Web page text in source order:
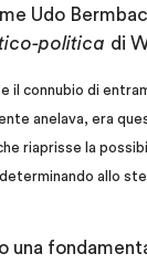
Udo
politica di
il connubio di
anelava, era
riaprisse la
allo
una